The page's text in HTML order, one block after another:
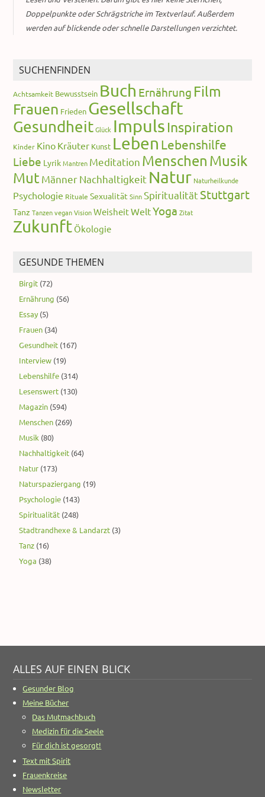
Doppelpunkte oder Schrägstriche im Textverlauf. Außerdem
werden auf blickende oder schnelle Darstellungen verzichtet.
SUCHENFINDEN
Achtsamkeit Bewusstsein Buch Ernährung Film
Frauen Frieden Gesellschaft
Gesundheit Glück Impuls Inspiration
Kinder Kino Kräuter Kunst Leben Lebenshilfe
Liebe Lyrik Mantren Meditation Menschen Musik
Mut MännerNachhaltigkeit Natur Naturheilkunde
Psychologie Rituale Sexualität Sinn SpiritualitätStuttgart
Tanz Tanzen vegan Vision WeisheitWeltYoga Zitat
Zukunft Ökologie
GESUNDE THEMEN
Birgit (72)
Ernährung (56)
Essay (5)
Frauen (34)
Gesundheit (167)
Interview (19)
Lebenshilfe (314)
Lesenswert (130)
Magazin (594)
Menschen (269)
Musik (80)
Nachhaltigkeit (64)
Natur (173)
Naturspaziergang (19)
Psychologie (143)
Spiritualität (248)
Stadtrandhexe & Landarzt (3)
Tanz (16)
Yoga (38)
ALLES AUF EINEN BLICK
Gesunder Blog
Meine Bücher
Das Mutmachbuch
Medizin für die Seele
Für dich ist gesorgt!
Text mit Spirit
Frauenkreise
Newsletter